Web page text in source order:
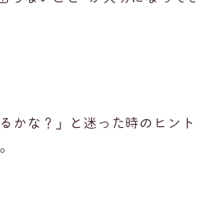
かな？」と迷った時のヒント